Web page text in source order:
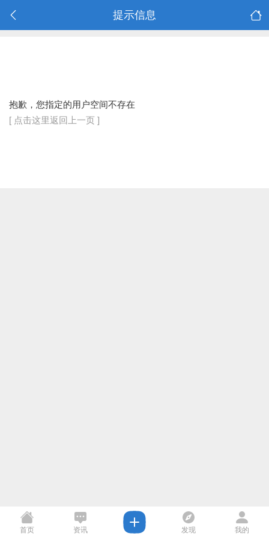
提示信息
抱歉，您指定的用户空间不存在
[ 点击这里返回上一页 ]
首页 资讯 发现 我的